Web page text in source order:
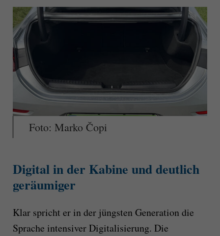
Foto: Marko Čopi
Digital in der Kabine und deutlich
geräumiger
Klar spricht er in der jüngsten Generation die
Sprache intensiver Digitalisierung. Die